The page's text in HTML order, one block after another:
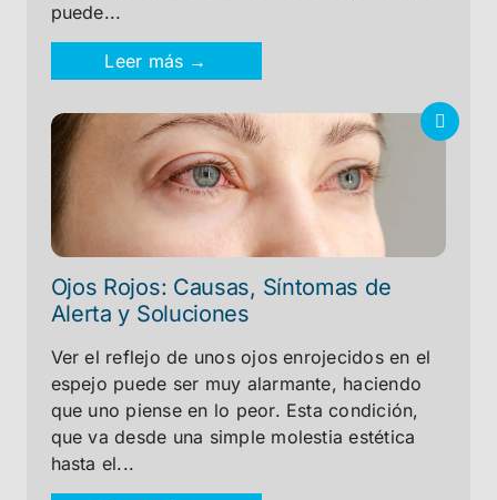
puede...
Leer más →
Ojos Rojos: Causas, Síntomas de
Alerta y Soluciones
Ver el reflejo de unos ojos enrojecidos en el
espejo puede ser muy alarmante, haciendo
que uno piense en lo peor. Esta condición,
que va desde una simple molestia estética
hasta el...